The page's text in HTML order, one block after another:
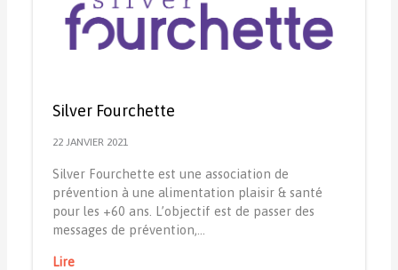
Silver Fourchette
22 JANVIER 2021
Silver Fourchette est une association de
prévention à une alimentation plaisir & santé
pour les +60 ans. L’objectif est de passer des
messages de prévention,…
Lire